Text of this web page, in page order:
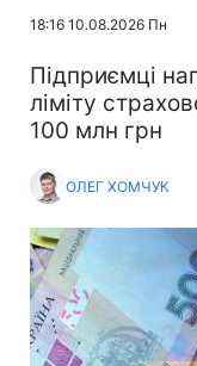
18:16 10.08.2026 Пн
Підприємці
ліміту
100 млн грн
ОЛЕГ ХОМЧУК